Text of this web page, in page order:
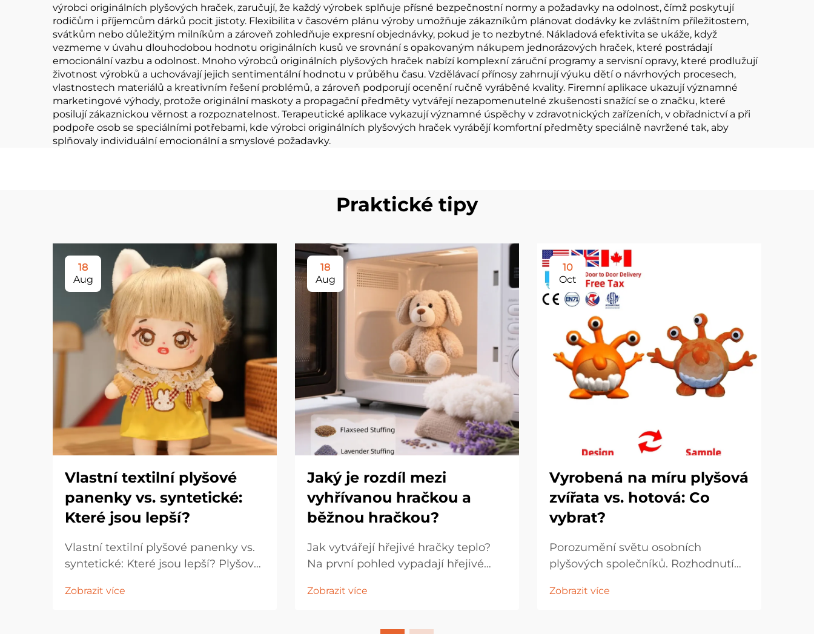
výrobci originálních plyšových hraček, zaručují, že každý výrobek splňuje přísné bezpečnostní normy a požadavky na odolnost, čímž poskytují
rodičům i příjemcům dárků pocit jistoty. Flexibilita v časovém plánu výroby umožňuje zákazníkům plánovat dodávky ke zvláštním příležitostem,
svátkům nebo důležitým milníkům a zároveň zohledňuje expresní objednávky, pokud je to nezbytné. Nákladová efektivita se ukáže, když
vezmeme v úvahu dlouhodobou hodnotu originálních kusů ve srovnání s opakovaným nákupem jednorázových hraček, které postrádají
emocionální vazbu a odolnost. Mnoho výrobců originálních plyšových hraček nabízí komplexní záruční programy a servisní opravy, které prodlužují
životnost výrobků a uchovávají jejich sentimentální hodnotu v průběhu času. Vzdělávací přínosy zahrnují výuku dětí o návrhových procesech,
vlastnostech materiálů a kreativním řešení problémů, a zároveň podporují ocenění ručně vyráběné kvality. Firemní aplikace ukazují významné
marketingové výhody, protože originální maskoty a propagační předměty vytvářejí nezapomenutelné zkušenosti snažící se o značku, které
posilují zákaznickou věrnost a rozpoznatelnost. Terapeutické aplikace vykazují významné úspěchy v zdravotnických zařízeních, v obřadnictví a při
podpoře osob se speciálními potřebami, kde výrobci originálních plyšových hraček vyrábějí komfortní předměty speciálně navržené tak, aby
splňovaly individuální emocionální a smyslové požadavky.
Praktické tipy
18
Aug
Vlastní textilní plyšové
panenky vs. syntetické:
Které jsou lepší?
Vlastní textilní plyšové panenky vs.
syntetické: Které jsou lepší? Plyšové
dětmi, sběrateli i lidmi kupujícími
Zobrazit více
18
Aug
Jaký je rozdíl mezi
vyhřívanou hračkou a
běžnou hračkou?
Jak vytvářejí hřejivé hračky teplo?
Na první pohled vypadají hřejivé
protože obě jsou vyrobeny z
zcela odlišná. Kromě obvyklé
Zobrazit více
10
Oct
Vyrobená na míru plyšová
zvířata vs. hotová: Co
vybrat?
Porozumění světu osobních
plyšových společníků. Rozhodnutí
zvířete na míru nebo hotové hračky
Zobrazit více